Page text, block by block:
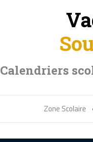
Calendriers
Zone Scolaire